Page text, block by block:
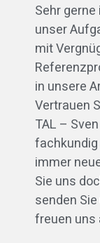
Sehr
unser
mit
in unsere
Vertrauen
TAL –
immer
Sie uns
senden
freuen uns